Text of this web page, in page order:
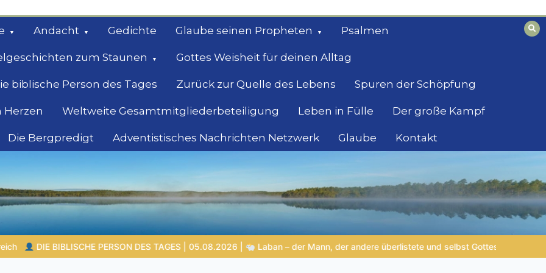
Andacht Gedichte Glaube seinen Propheten Psalmen
zum Staunen Gottes Weisheit für deinen Alltag
biblische Person des Tages Zurück zur Quelle des Lebens Spuren der Schöpfung
Herzen Weltweite Gesamtmitgliederbeteiligung Leben in Fülle Der große Kampf
Die Bergpredigt Adventistisches Nachrichten Netzwerk Glaube Kontakt
| Laban – der Mann, der andere überlistete und selbst Gottes Grenzen erlebte LEBENDIGES GLAUBENSLEBEN | Lektion